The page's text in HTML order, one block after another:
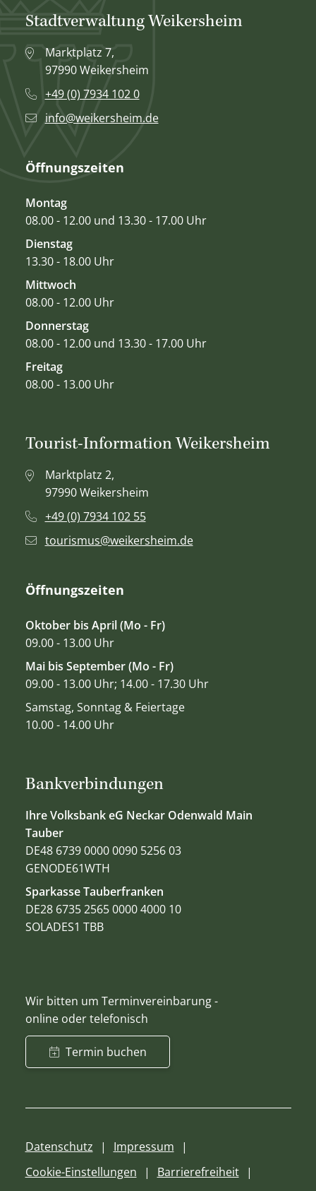
Stadtverwaltung Weikersheim
Marktplatz 7,
97990 Weikersheim
+49 (0) 7934 102 0
info@weikersheim.de
Öffnungszeiten
Montag
08.00 - 12.00 und 13.30 - 17.00 Uhr
Dienstag
13.30 - 18.00 Uhr
Mittwoch
08.00 - 12.00 Uhr
Donnerstag
08.00 - 12.00 und 13.30 - 17.00 Uhr
Freitag
08.00 - 13.00 Uhr
Bankverbindungen
Ihre Volksbank eG Neckar Odenwald Main
Tauber
DE48 6739 0000 0090 5256 03
GENODE61WTH
Sparkasse Tauberfranken
DE28 6735 2565 0000 4000 10
SOLADES1 TBB
Wir bitten um Terminvereinbarung -
online oder telefonisch
Termin buchen
Tourist-Information Weikersheim
Marktplatz 2,
97990 Weikersheim
+49 (0) 7934 102 55
tourismus@weikersheim.de
Öffnungszeiten
Oktober bis April (Mo - Fr)
09.00 - 13.00 Uhr
Mai bis September (Mo - Fr)
09.00 - 13.00 Uhr; 14.00 - 17.30 Uhr
Samstag, Sonntag & Feiertage
10.00 - 14.00 Uhr
Datenschutz
Impressum
Cookie-Einstellungen
Barrierefreiheit